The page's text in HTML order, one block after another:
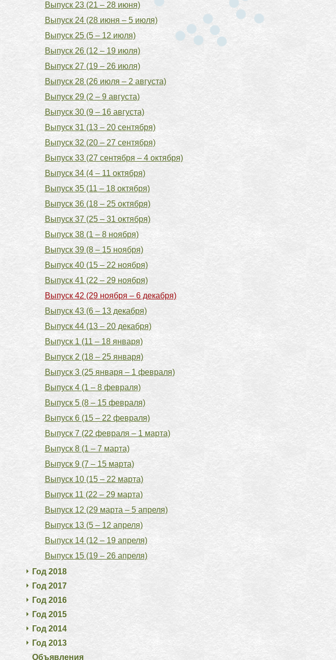
Выпуск 23 (21 – 28 июня)
Выпуск 24 (28 июня – 5 июля)
Выпуск 25 (5 – 12 июля)
Выпуск 26 (12 – 19 июля)
Выпуск 27 (19 – 26 июля)
Выпуск 28 (26 июля – 2 августа)
Выпуск 29 (2 – 9 августа)
Выпуск 30 (9 – 16 августа)
Выпуск 31 (13 – 20 сентября)
Выпуск 32 (20 – 27 сентября)
Выпуск 33 (27 сентября – 4 октября)
Выпуск 34 (4 – 11 октября)
Выпуск 35 (11 – 18 октября)
Выпуск 36 (18 – 25 октября)
Выпуск 37 (25 – 31 октября)
Выпуск 38 (1 – 8 ноября)
Выпуск 39 (8 – 15 ноября)
Выпуск 40 (15 – 22 ноября)
Выпуск 41 (22 – 29 ноября)
Выпуск 42 (29 ноября – 6 декабря)
Выпуск 43 (6 – 13 декабря)
Выпуск 44 (13 – 20 декабря)
Выпуск 1 (11 – 18 января)
Выпуск 2 (18 – 25 января)
Выпуск 3 (25 января – 1 февраля)
Выпуск 4 (1 – 8 февраля)
Выпуск 5 (8 – 15 февраля)
Выпуск 6 (15 – 22 февраля)
Выпуск 7 (22 февраля – 1 марта)
Выпуск 8 (1 – 7 марта)
Выпуск 9 (7 – 15 марта)
Выпуск 10 (15 – 22 марта)
Выпуск 11 (22 – 29 марта)
Выпуск 12 (29 марта – 5 апреля)
Выпуск 13 (5 – 12 апреля)
Выпуск 14 (12 – 19 апреля)
Выпуск 15 (19 – 26 апреля)
Год 2018
Год 2017
Год 2016
Год 2015
Год 2014
Год 2013
Объявления